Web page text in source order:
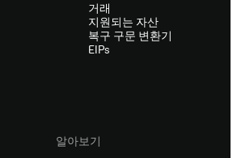
거래
지원되는 자산
복구 구문 변환기
EIPs
알아보기